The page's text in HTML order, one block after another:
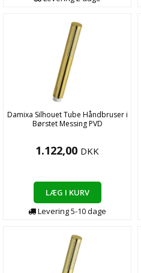
Damixa Silhouet Tube Håndbruser i
Børstet Messing PVD
1.122,00 DKK
LÆG I KURV
Levering5-10dage